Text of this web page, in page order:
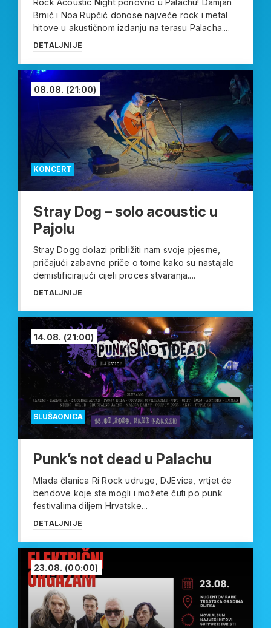
Brnić i Noa Rupčić donose najveće rock i metal
hitove u akustičnom izdanju na terasu Palacha....
DETALJNIJE
KONCERT
08.08. (21:00)
Stray Dog – solo acoustic u
Pajolu
Stray Dogg dolazi približiti nam svoje pjesme,
pričajući zabavne priče o tome kako su nastajale
demistificirajući cijeli proces stvaranja....
DETALJNIJE
SLUŠAONICA
14.08. (21:00)
Punk’s not dead u Palachu
Mlada članica Ri Rock udruge, DJEvica, vrtjet će
bendove koje ste mogli i možete čuti po punk
festivalima diljem Hrvatske...
DETALJNIJE
23.08. (00:00)